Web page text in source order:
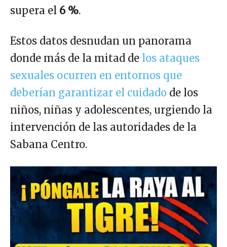
supera el 6 %.
Estos datos desnudan un panorama
donde más de la mitad de los ataques
sexuales ocurren en entornos que
deberían garantizar el cuidado de los
niños, niñas y adolescentes, urgiendo la
intervención de las autoridades de la
Sabana Centro.